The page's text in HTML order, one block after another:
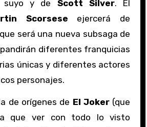
suyo y de Scott Silver. El
Scorsese ejercerá de
será una nueva subsaga de
diferentes franquicias
únicas y diferentes actores
personajes.
de orígenes de El Joker (que
que ver con todo lo visto